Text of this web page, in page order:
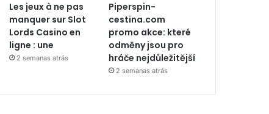
Les jeux à ne pas
manquer sur Slot
Lords Casino en
ligne : une
2 semanas atrás
Piperspin-
cestina.com
promo akce: které
odměny jsou pro
hráče nejdůležitější
2 semanas atrás